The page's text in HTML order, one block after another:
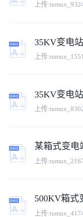
上传:
35KV变电
上传:
35KV变电
上传:
某箱式变电
上传:
500KV箱式
上传: